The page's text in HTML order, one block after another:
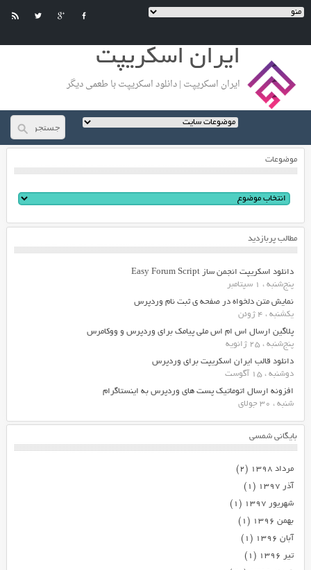
ایران اسکریپت
ایران اسکریپت | دانلود اسکریپت با طعمی دیگر
موضوعات
مطالب پربازدید
دانلود اسکریپت انجمن ساز Easy Forum Script
پنج‌شنبه ، 1 سپتامبر
نمایش متن دلخواه در صفحه ی ثبت نام وردپرس
یکشنبه ، 4 ژوئن
پلاگین ارسال اس ام اس ملی پیامک برای وردپرس و ووکامرس
پنج‌شنبه ، 25 ژانویه
دانلود قالب ایران اسکریپت برای وردپرس
دوشنبه ، 15 آگوست
افزونه ارسال اتوماتیک پست های وردپرس به اینستاگرام
شنبه ، 30 جولای
بایگانی شمسی
مرداد ۱۳۹۸
(۲)
آذر ۱۳۹۷
(۱)
شهریور ۱۳۹۷
(۱)
بهمن ۱۳۹۶
(۱)
آبان ۱۳۹۶
(۱)
تیر ۱۳۹۶
(۱)